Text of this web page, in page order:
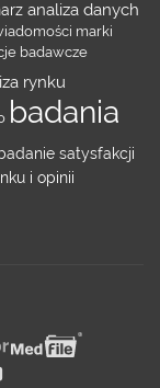
analiza danych
marki
badawcze
rynku
badania
badanie satysfakcji
i opinii